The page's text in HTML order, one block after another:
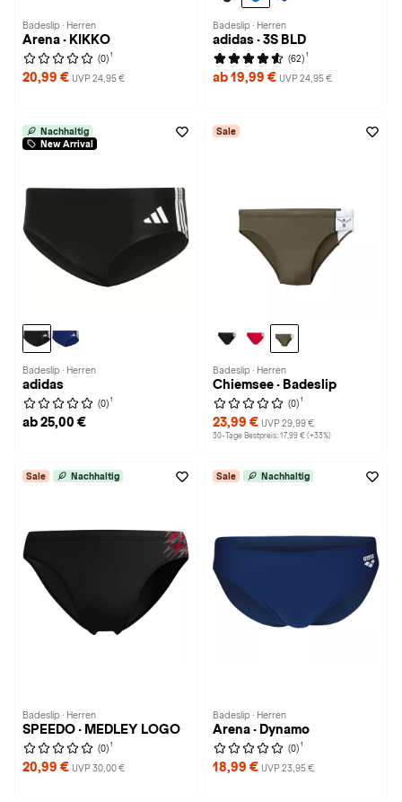
Badeslip · Herren
Arena · KIKKO
(0) 1
20,99 € UVP 24,95 €
Badeslip · Herren
adidas · 3S BLD
(62) 1
ab 19,99 € UVP 24,95 €
Nachhaltig
New Arrival
Badeslip · Herren
adidas
(0) 1
ab 25,00 €
Sale
Badeslip · Herren
Chiemsee · Badeslip
(0) 1
23,99 € UVP 29,99 €
30-Tage Bestpreis: 17,99 € (+33%)
Sale Nachhaltig
Badeslip · Herren
SPEEDO · MEDLEY LOGO
(0) 1
20,99 € UVP 30,00 €
Sale Nachhaltig
Badeslip · Herren
Arena · Dynamo
(0) 1
18,99 € UVP 23,95 €